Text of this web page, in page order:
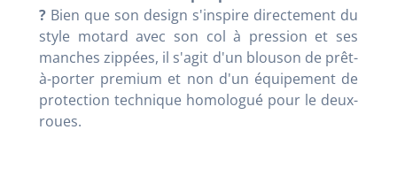
? Bien que son design s'inspire directement du
style motard avec son col à pression et ses
manches zippées, il s'agit d'un blouson de prêt-
à-porter premium et non d'un équipement de
protection technique homologué pour le deux-
roues.